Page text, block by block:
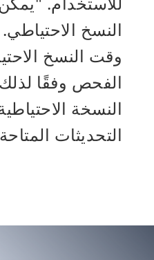
النسخ
وقت النسخ
الفحص وفقًا
النسخة
التحديثات